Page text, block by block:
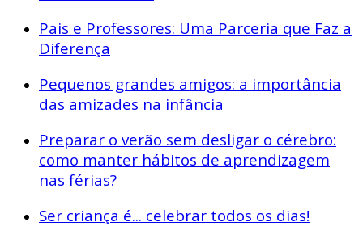
Pais e Professores: Uma Parceria que Faz a
Diferença
Pequenos grandes amigos: a importância
das amizades na infância
Preparar o verão sem desligar o cérebro:
como manter hábitos de aprendizagem
nas férias?
Ser criança é... celebrar todos os dias!